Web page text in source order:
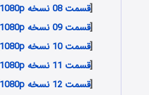
[قسمت 08 نسخه 1080p
[قسمت 09 نسخه 1080p
[قسمت 10 نسخه 1080p
[قسمت 11 نسخه 1080p
[قسمت 12 نسخه 1080p